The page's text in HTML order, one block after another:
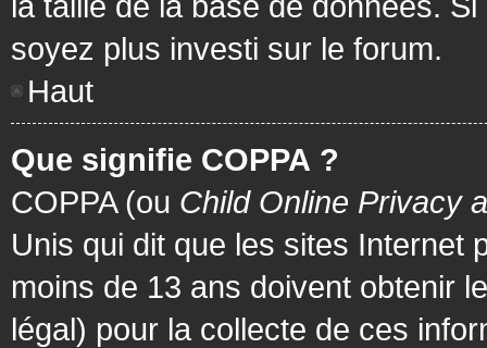
soyez plus investi sur le forum.
Haut
Que signifie COPPA ?
COPPA (ou Child Online Privacy
Unis qui dit que les sites Internet
moins de 13 ans doivent obtenir
légal) pour la collecte de ces